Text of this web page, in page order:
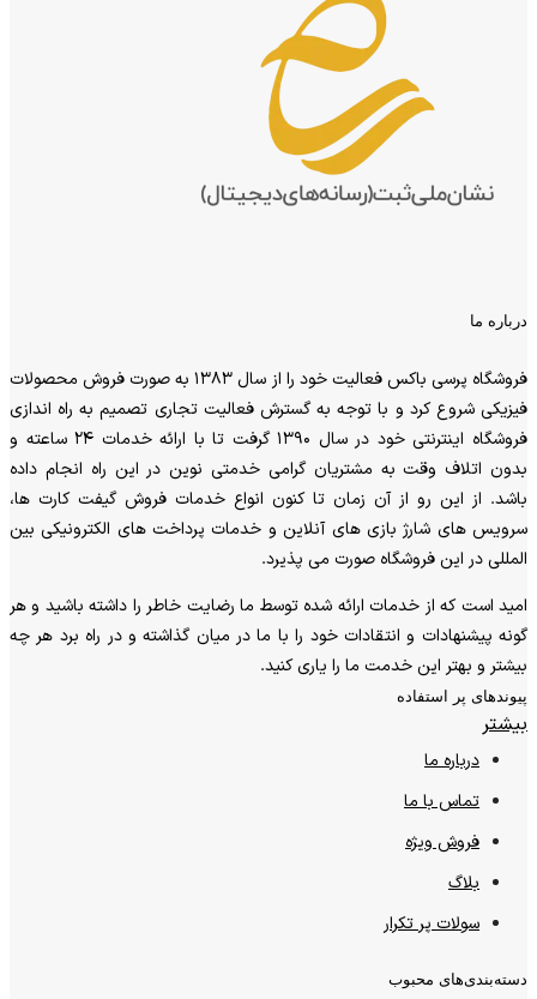
درباره ما
فروشگاه پرسی باکس فعالیت خود را از سال 1383 به صورت فروش محصولات
فیزیکی شروع کرد و با توجه به گسترش فعالیت تجاری تصمیم به راه اندازی
فروشگاه اینترنتی خود در سال 1390 گرفت تا با ارائه خدمات 24 ساعته و
بدون اتلاف وقت به مشتریان گرامی خدمتی نوین در این راه انجام داده
باشد. از این رو از آن زمان تا کنون انواع خدمات فروش گیفت کارت ها،
سرویس های شارژ بازی های آنلاین و خدمات پرداخت های الکترونیکی بین
المللی در این فروشگاه صورت می پذیرد.
امید است که از خدمات ارائه شده توسط ما رضایت خاطر را داشته باشید و هر
گونه پیشنهادات و انتقادات خود را با ما در میان گذاشته و در راه برد هر چه
بیشتر و بهتر این خدمت ما را یاری کنید.
بیشتر
پیوندهای پر استفاده
درباره ما
تماس با ما
فروش ویژه
بلاگ
سولات پر تکرار
دسته‌بندی‌های محبوب